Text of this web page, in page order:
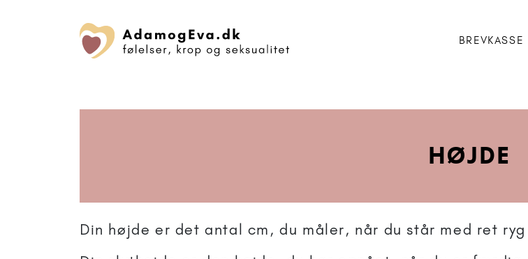
BREVKASSE
HØJDE
Din højde er det antal cm, du måler, når du står med ret